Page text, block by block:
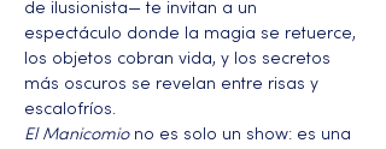
de ilusionista— te invitan a un
espectáculo donde la magia se retuerce,
los objetos cobran vida, y los secretos
más oscuros se revelan entre risas y
escalofríos.
El Manicomio no es solo un show: es una